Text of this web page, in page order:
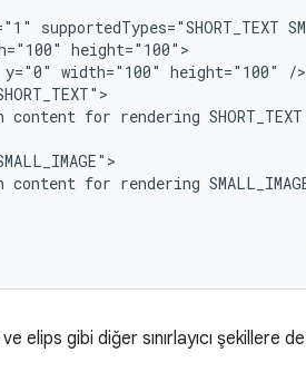
supportedTypes="SHORT_TEXT
y="0" width="100" height="100"
content for rendering SHORT_TEXT
content for rendering
elips gibi diğer sınırlayıcı şekillere